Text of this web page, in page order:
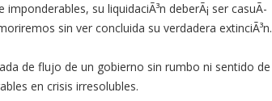
su liquidaciÃ³n deberÃ¡ ser casuÃ­
sin ver concluida su verdadera extinciÃ³n.
de flujo de un gobierno sin rumbo ni sentido de
en crisis irresolubles.